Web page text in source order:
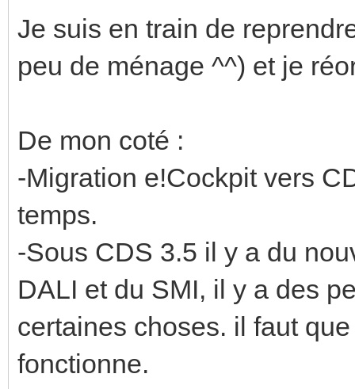
Je suis en train de
peu de ménage ^^) et je
De mon coté :
-Migration e!Cockpit vers
temps.
-Sous CDS 3.5 il y a du
DALI et du SMI, il y a des
certaines choses. il faut
fonctionne.